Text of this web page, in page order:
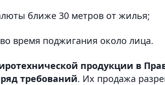
ближе 30 метров от жилья;
время поджигания около лица.
продукции в
требований. Их продажа